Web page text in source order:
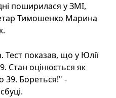
поширилася у ЗМІ,
Тимошенко Марина
Тест показав, що у Юлії
Стан оцінюється як
39. Бореться!" -